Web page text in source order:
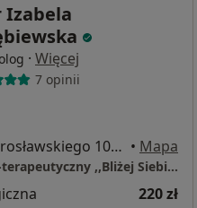
Izabela
· Więcej
7 opinii
Generała Ludwika Mierosławskiego 104, Bytów • Mapa
Gabinet psychologiczno-terapeutyczny ,,Bliżej Siebie"
220 zł